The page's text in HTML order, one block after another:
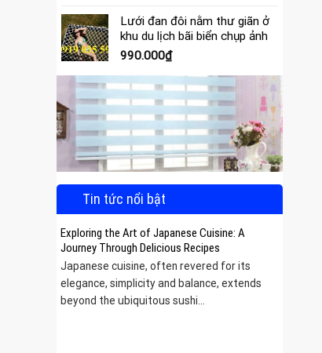
Lưới đan đôi nằm thư giãn ở
khu du lịch bãi biển chụp ảnh
990.000₫
Tin tức nổi bật
Exploring the Art of Japanese Cuisine: A
Journey Through Delicious Recipes
Japanese cuisine, often revered for its
elegance, simplicity and balance, extends
beyond the ubiquitous sushi...